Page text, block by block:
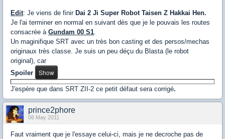
Edit: Je viens de finir Dai 2 Ji Super Robot Taisen Z Hakkai Hen.
Je l'ai terminer en normal en suivant dès que je le pouvais les routes
consacrée à Gundam 00 S1.
Un maginifique SRT avec un très bon casting et des persos/mechas
originaux très classe. Je suis un peu déçu du Blasta (le robot
original), car
Spoiler
J'espère que dans SRT ZII-2 ce petit défaut sera corrigé.
prince2phore
06 May 2011
Faut vraiment que je l'essaye celui-ci, mais je ne decroche pas de